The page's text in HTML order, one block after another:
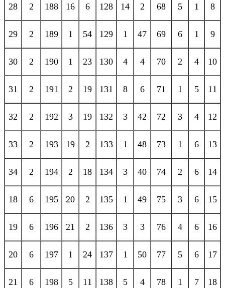
8
1
5
68
2
14
128
6
16
188
2
28
9
1
6
69
47
1
129
54
1
189
2
29
10
4
2
70
4
4
130
23
1
190
2
30
11
5
1
71
6
8
131
19
2
191
2
31
12
4
3
72
42
3
132
19
3
192
2
32
13
6
1
73
48
1
133
2
19
193
2
33
14
6
2
74
40
3
134
18
2
194
2
34
15
6
3
75
49
1
135
2
20
195
6
18
16
6
4
76
3
3
136
2
21
196
6
19
17
6
5
77
50
1
137
24
1
197
6
20
18
7
1
78
4
5
138
11
5
198
6
21